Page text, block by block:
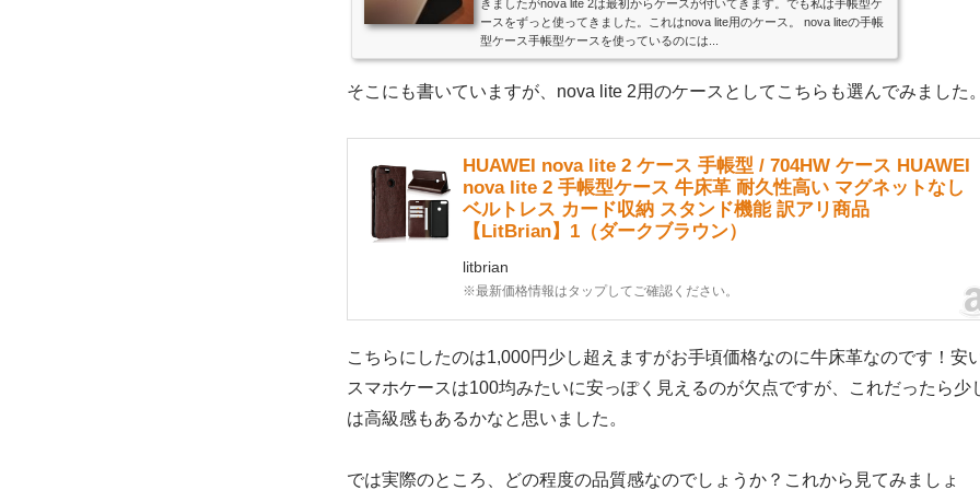
きましたがnova lite 2は最初からケースが付いてきます。でも私は手帳型ケ
ースをずっと使ってきました。これはnova lite用のケース。 nova liteの手帳
型ケース手帳型ケースを使っているのには...
そこにも書いていますが、nova lite 2用のケースとしてこちらも選んでみました。
HUAWEI nova lite 2 ケース 手帳型 / 704HW ケース HUAWEI
nova lite 2 手帳型ケース 牛床革 耐久性高い マグネットなし
ベルトレス カード収納 スタンド機能 訳アリ商品
【LitBrian】1（ダークブラウン）
litbrian
※最新価格情報はタップしてご確認ください。
こちらにしたのは1,000円少し超えますがお手頃価格なのに牛床革なのです！安
スマホケースは100均みたいに安っぽく見えるのが欠点ですが、これだったら少
は高級感もあるかなと思いました。
では実際のところ、どの程度の品質感なのでしょうか？これから見てみましょ